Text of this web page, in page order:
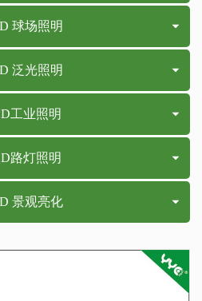
球场照明
泛光照明
工业照明
路灯照明
景观亮化